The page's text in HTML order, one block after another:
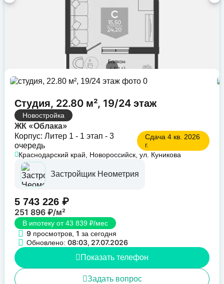
Студия, 22.80 м², 19/24 этаж
Новостройка
ЖК «Облака»
Корпус: Литер 1 - 1 этап - 3
очередь
Сдача 4 кв. 2026
г.
Краснодарский край, Новороссийск, ул. Куникова
Застройщик Неометрия
5 743 226 ₽
251 896 ₽/м²
В ипотеку от 43 839 ₽/мес
9 просмотров, 1 за сегодня
Обновлено: 08:03, 27.07.2026
Показать телефон
Задать вопрос